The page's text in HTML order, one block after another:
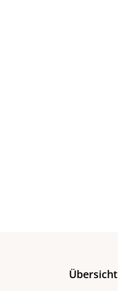
Übersicht